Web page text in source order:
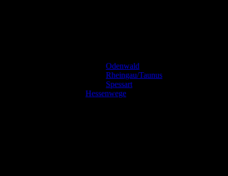
Odenwald
Rheingau/Taunus
Spessart
Hessenwege